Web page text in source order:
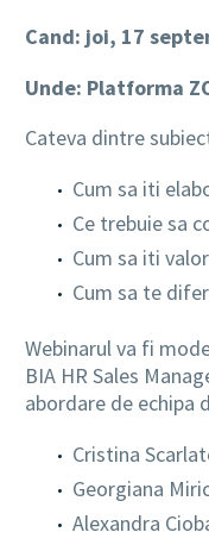
Cand: joi, 17
Unde: Platforma
Cateva dintre
Cum sa iti
Ce trebuie sa
Cum sa iti
Cum sa te
Webinarul va fi
BIA HR Sales
abordare de echipa
Cristina
Georgiana
Alexandra